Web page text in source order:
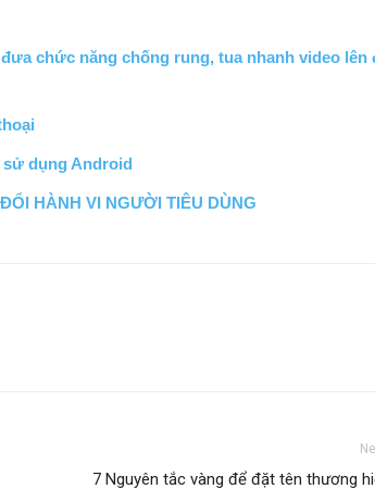
chức năng chống rung, tua nhanh video lên
dụng Android
HÀNH VI NGƯỜI TIÊU DÙNG
7 Nguyên tắc vàng để đặt tên thương